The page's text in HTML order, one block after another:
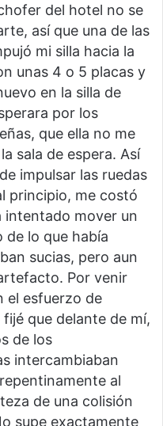
del hotel no se
así que una de las
mi silla hacia la
unas 4 o 5 placas y
en la silla de
por los
que ella no me
sala de espera. Así
impulsar las ruedas
principio, me costó
intentado mover un
de lo que había
sucias, pero aun
Por venir
el esfuerzo de
que delante de mí,
de los
intercambiaban
al
de una colisión
supe exactamente